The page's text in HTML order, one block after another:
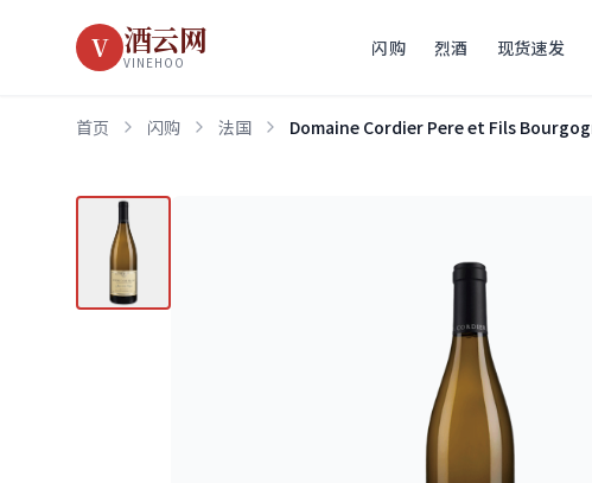
V 酒云网
VINEHOO
闪购 烈酒 现货速发
首页 闪购 法国